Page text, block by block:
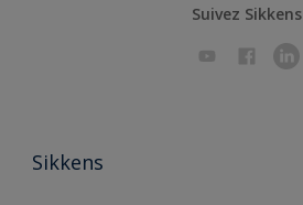
Suivez Sikkens
Sikkens